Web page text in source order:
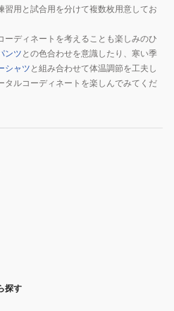
習用と試合用を分けて複数枚用意してお
ーディネートを考えることも楽しみのひ
ンツ との色合わせを意識したり、寒い季
シャツと組み合わせて体温調節を工夫し
タルコーディネートを楽しんでみてくだ
探す